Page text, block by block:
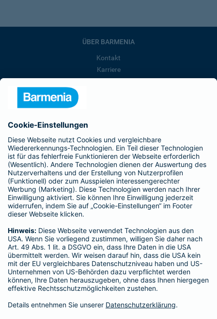
ÜBER BARMENIA
Kontakt
Karriere
Barmenia ist Teil der BarmeniaGothaer
BELIEBTE SEITEN
Kranken-Zusatzversicherung
Tierversicherungen
Haftpflichtversicherung
Hausratversicherung
Adresse ändern
Schaden melden
Kilometerstandsmeldung
Serviceübersicht